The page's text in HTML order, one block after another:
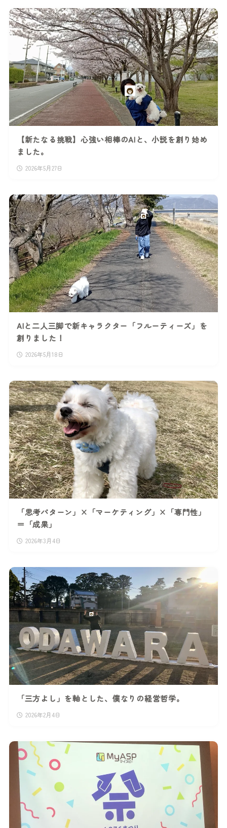
【新たなる挑戦】心強い相棒のAIと、小説を創り始め
ました。
2026年5月27日
AIと二人三脚で新キャラクター「フルーティーズ」を
創りました！
2026年5月18日
「思考パターン」×「マーケティング」×「専門性」
＝「成果」
2026年3月4日
「三方よし」を軸とした、僕なりの経営哲学。
2026年2月4日